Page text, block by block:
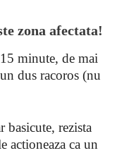
zona afectata!
minute, de mai
dus racoros (nu
basicute, rezista
actioneaza ca un